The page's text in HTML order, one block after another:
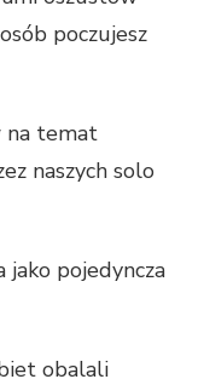
poczujesz
na temat
naszych solo
jako pojedyncza
obalali